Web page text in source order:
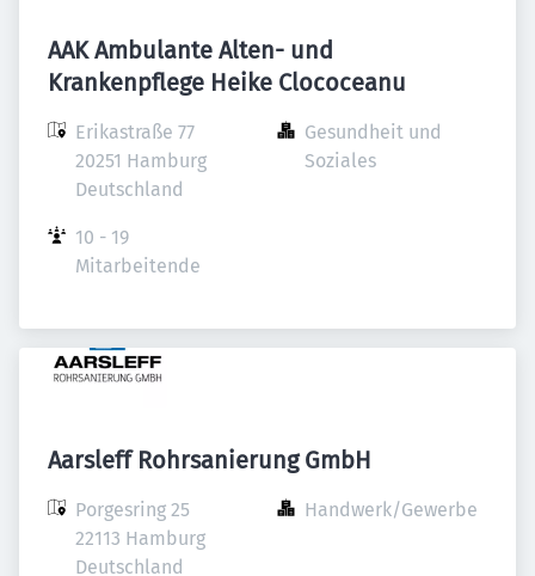
AAK Ambulante Alten- und
Krankenpflege Heike Clococeanu
Erikastraße 77
20251 Hamburg
Deutschland
Gesundheit und
Soziales
10 - 19
Mitarbeitende
Aarsleff Rohrsanierung GmbH
Porgesring 25
22113 Hamburg
Deutschland
Handwerk/Gewerbe